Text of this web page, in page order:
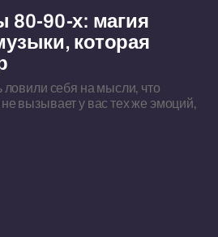
80-90-х: магия
которая
себя на мысли, что
вызывает у вас тех же эмоций,